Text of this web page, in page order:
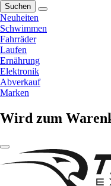
Suchen
Neuheiten
Schwimmen
Fahrräder
Laufen
Ernährung
Elektronik
Abverkauf
Marken
Wird zum